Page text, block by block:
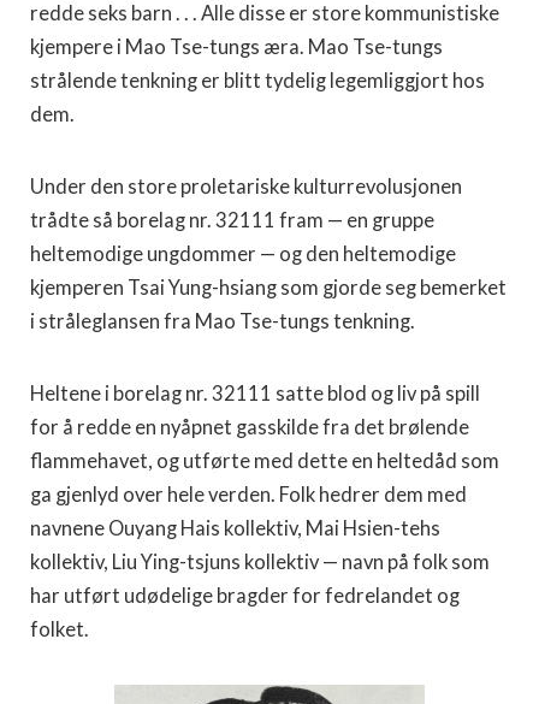
redde seks barn . . . Alle disse er store kommunistiske
kjempere i Mao Tse-tungs æra. Mao Tse-tungs
strålende tenkning er blitt tydelig legemliggjort hos
dem.
Under den store proletariske kulturrevolusjonen
trådte så borelag nr. 32111 fram — en gruppe
heltemodige ungdommer — og den heltemodige
kjemperen Tsai Yung-hsiang som gjorde seg bemerket
i stråleglansen fra Mao Tse-tungs tenkning.
Heltene i borelag nr. 32111 satte blod og liv på spill
for å redde en nyåpnet gasskilde fra det brølende
flammehavet, og utførte med dette en heltedåd som
ga gjenlyd over hele verden. Folk hedrer dem med
navnene Ouyang Hais kollektiv, Mai Hsien-tehs
kollektiv, Liu Ying-tsjuns kollektiv — navn på folk som
har utført udødelige bragder for fedrelandet og
folket.